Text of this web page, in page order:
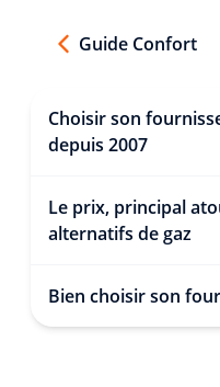
Guide Confort
Choisir son
depuis 2007
Le prix, principal
alternatifs de gaz
Bien choisir son